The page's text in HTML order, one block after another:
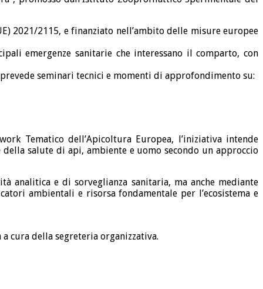
2021/2115, e finanziato nell’ambito delle misure europee
emergenze sanitarie che interessano il comparto, con
seminari tecnici e momenti di approfondimento su:
Tematico dell’Apicoltura Europea, l’iniziativa intende
salute di api, ambiente e uomo secondo un approccio
analitica e di sorveglianza sanitaria, ma anche mediante
ambientali e risorsa fondamentale per l’ecosistema e
a cura della segreteria organizzativa.